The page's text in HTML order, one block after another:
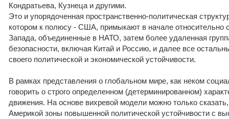
Кондратьева, Кузнеца и другими.
Это и упорядоченная пространственно-политическая
котором к полюсу - США, примыкают в начале относительно
Запада, объединенные в НАТО, затем более удаленная
безопасности, включая Китай и Россию, и далее все
своего политической и экономической устойчивости.
В рамках представления о глобальном мире, как неком
говорить о строго определенном (детерминированном)
движения. На основе вихревой модели можно только
Америкой зоны повышенной политической устойчивости с